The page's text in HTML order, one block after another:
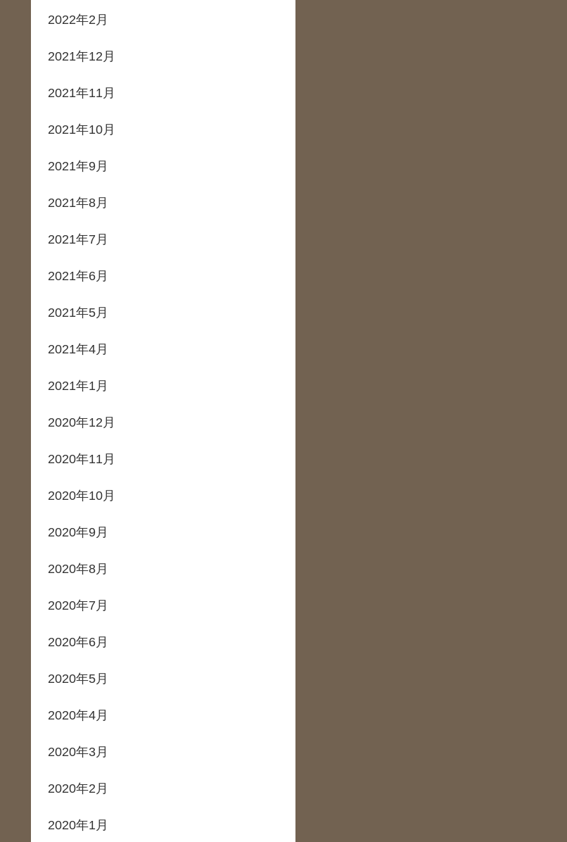
2022年2月
2021年12月
2021年11月
2021年10月
2021年9月
2021年8月
2021年7月
2021年6月
2021年5月
2021年4月
2021年1月
2020年12月
2020年11月
2020年10月
2020年9月
2020年8月
2020年7月
2020年6月
2020年5月
2020年4月
2020年3月
2020年2月
2020年1月